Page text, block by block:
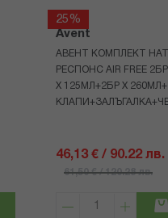
25%
Avent
АВЕНТ КОМПЛЕКТ
РЕСПОНС AIR FREE
Х 125МЛ+2БР Х
46,13 € / 90.22 лв.
61,50 € / 120.28 лв.